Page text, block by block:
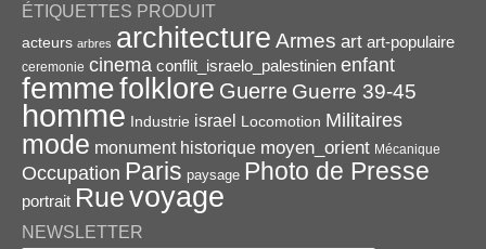
ÉTIQUETTES PRODUIT
acteurs arbres architecture Armes art art-populaire
ceremonie cinema conflit_israelo_palestinien enfant
femmefolklore Guerre Guerre 39-45
homme Industrie israel Locomotion Militaires
mode monument historique moyen_orient Mécanique
Occupation Paris paysage Photo de Presse
portrait Ruevoyage
NEWSLETTER